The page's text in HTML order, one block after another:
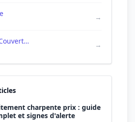
→
Raymond Cap Couverture-Entreprise de Couverture a Paris et Val de Marne →
charpente prix : guide
et signes d'alerte